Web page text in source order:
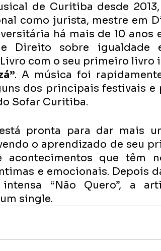
de Curitiba desde
como jurista, mestre em
há mais de 10 anos
Direito sobre igualdade
com o seu primeiro livro
. A música foi
dos principais festivais e
Sofar Curitiba.
pronta para dar mais
o aprendizado de seu
acontecimentos que têm
e emocionais. Depois
“Não Quero”, a
single.